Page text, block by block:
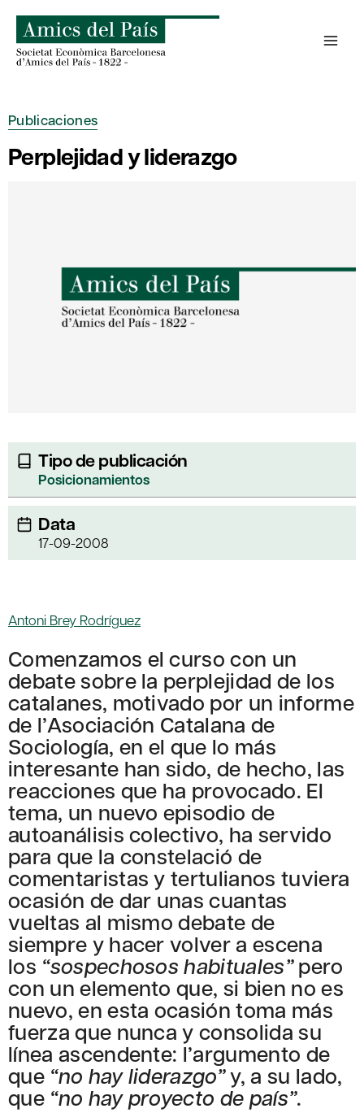
contenido
Publicaciones
Perplejidad y liderazgo
Tipo de publicación
Posicionamientos
Data
17-09-2008
Antoni Brey Rodríguez
Comenzamos el curso con un
debate sobre la perplejidad de los
catalanes, motivado por un informe
de l’Asociación Catalana de
Sociología, en el que lo más
interesante han sido, de hecho, las
reacciones que ha provocado. El
tema, un nuevo episodio de
autoanálisis colectivo, ha servido
para que la constelació de
comentaristas y tertulianos tuviera
ocasión de dar unas cuantas
vueltas al mismo debate de
siempre y hacer volver a escena
los “sospechosos habituales”pero
con un elemento que, si bien no es
nuevo, en esta ocasión toma más
fuerza que nunca y consolida su
línea ascendente: l’argumento de
que “no hay liderazgo”y, a su lado,
que “no hay proyecto de país”.